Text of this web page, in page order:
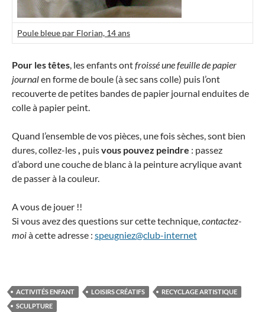
Poule bleue par Florian, 14 ans
Pour les têtes, les enfants ontfroissé une feuille de papier
journalen forme de boule (à sec sans colle) puis l’ont
recouverte de petites bandes de papier journal enduites de
colle à papier peint.
Quand l’ensemble de vos pièces, une fois sèches, sont bien
dures, collez-les, puisvous pouvez peindre : passez
d’abord une couche de blanc à la peinture acrylique avant
de passer à la couleur.
A vous de jouer !!
Si vous avez des questions sur cette technique,contactez-
moià cette adresse : speugniez@club-internet
ACTIVITÉS ENFANT LOISIRS CRÉATIFS
RECYCLAGE ARTISTIQUE
SCULPTURE